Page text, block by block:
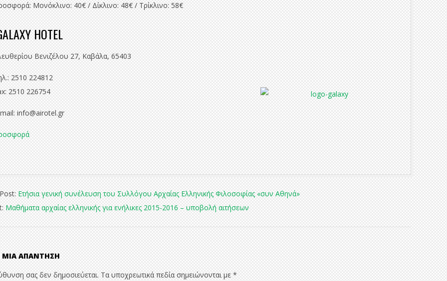
Μονόκλινο: 40€ / Δίκλινο: 48€ / Τρίκλινο: 58€
HOTEL
Βενιζέλου 27, Καβάλα, 65403
2510 224812
2510 226754
info@airotel.gr
Ετήσια γενική συνέλευση του Συλλόγου Αρχαίας Ελληνικής Φιλοσοφίας «συν Αθηνά»
Μαθήματα αρχαίας ελληνικής για ενήλικες 2015-2016 – υποβολή αιτήσεων
ΑΠΆΝΤΗΣΗ
σας δεν δημοσιεύεται. Τα υποχρεωτικά πεδία σημειώνονται με*